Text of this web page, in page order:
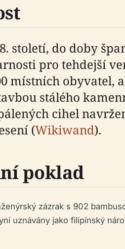
století, do doby
pro tehdejší
místních obyvatel,
stálého
cihel
(Wikiwand).
poklad
zázrak s 902
uznávány jako filipínský